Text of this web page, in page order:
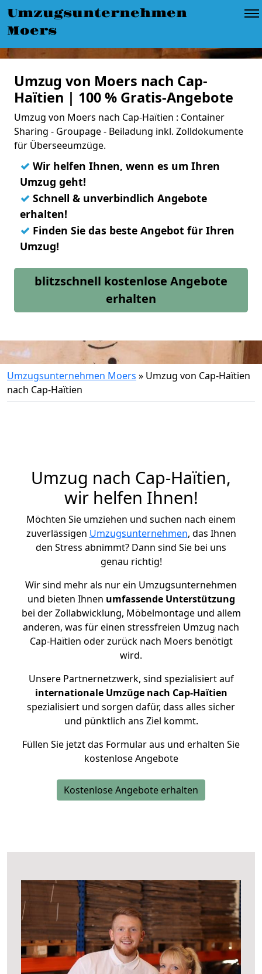
Umzugsunternehmen
Moers
Umzug von Moers nach Cap-
Haïtien | 100 % Gratis-Angebote
Umzug von Moers nach Cap-Haïtien : Container
Sharing - Groupage - Beiladung inkl. Zolldokumente
für Überseeumzüge.
✓ Wir helfen Ihnen, wenn es um Ihren
Umzug geht!
✓ Schnell & unverbindlich Angebote
erhalten!
✓ Finden Sie das beste Angebot für Ihren
Umzug!
blitzschnell kostenlose Angebote
erhalten
Umzugsunternehmen Moers » Umzug von Cap-Haïtien
nach Cap-Haïtien
Umzug nach Cap-Haïtien,
wir helfen Ihnen!
Möchten Sie umziehen und suchen nach einem
zuverlässigen Umzugsunternehmen, das Ihnen
den Stress abnimmt? Dann sind Sie bei uns
genau richtig!
Wir sind mehr als nur ein Umzugsunternehmen
und bieten Ihnen umfassende Unterstützung
bei der Zollabwicklung, Möbelmontage und allem
anderen, was für einen stressfreien Umzug nach
Cap-Haïtien oder zurück nach Moers benötigt
wird.
Unsere Partnernetzwerk, sind spezialisiert auf
internationale Umzüge nach Cap-Haïtien
spezialisiert und sorgen dafür, dass alles sicher
und pünktlich ans Ziel kommt.
Füllen Sie jetzt das Formular aus und erhalten Sie
kostenlose Angebote
Kostenlose Angebote erhalten